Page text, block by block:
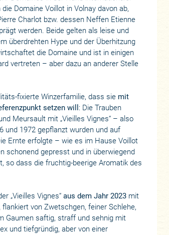
Domaine Voillot in Volnay davon ab,
Charlot bzw. dessen Neffen Etienne
werden. Beide gelten als leise und
überdrehten Hype und der Überhitzung
die Domaine und ist in einigen
vertreten – aber dazu an anderer Stelle
fixierte Winzerfamilie, dass sie mit
setzen will : Die Trauben
Meursault mit „Vieilles Vignes“ – also
und 1972 gepflanzt wurden und auf
Ernte erfolgte – wie es im Hause Voillot
schonend gepresst und in überwiegend
so dass die fruchtig-beerige Aromatik des
„Vieilles Vignes“aus dem Jahr 2023 mit
von Zwetschgen, feiner Schlehe,
Gaumen saftig, straff und sehnig mit
und tiefgründig, aber von einer